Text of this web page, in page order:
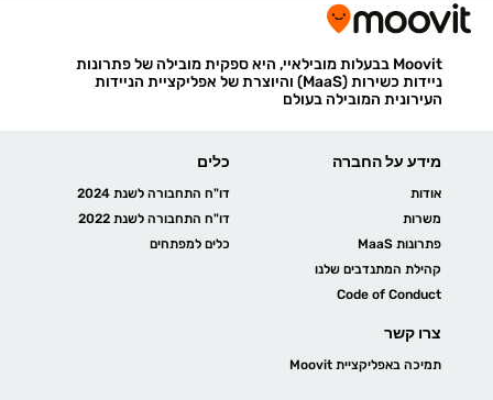
Moovit בבעלות מובילאיי, היא ספקית מובילה של פתרונות
ניידות כשירות (MaaS) והיוצרת של אפליקציית הניידות
העירונית המובילה בעולם
מידע על החברה
אודות
משרות
פתרונות MaaS
קהילת המתנדבים שלנו
Code of Conduct
כלים
דו"ח התחבורה לשנת 2024
דו"ח התחבורה לשנת 2022
כלים למפתחים
צרו קשר
תמיכה באפליקציית Moovit